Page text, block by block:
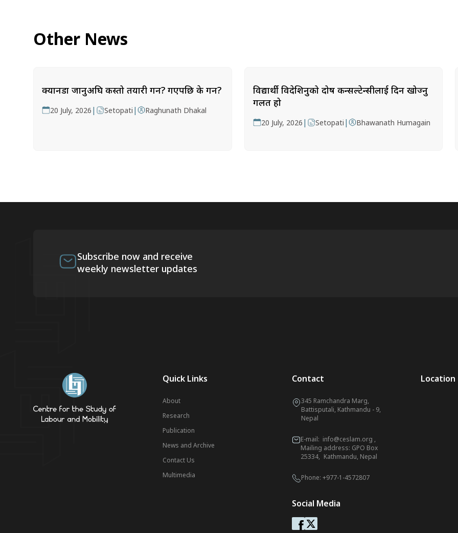
Other News
क्यानडा जानुअघि कस्तो तयारी गर्ने? गएपछि के गर्ने?
20 July, 2026 | Setopati | Raghunath Dhakal
विद्यार्थी विदेशिनुको दोष कन्सल्टेन्सीलाई दिन खोज्नु
गलत हो
20 July, 2026 | Setopati | Bhawanath Humagain
Subscribe now and receive
weekly newsletter updates
Quick Links
About
Research
Publication
News and Archive
Contact Us
Multimedia
Contact
345 Ramchandra Marg,
Battisputali, Kathmandu - 9,
Nepal
E-mail: info@ceslam.org ,
Mailing address: GPO Box
25334, Kathmandu, Nepal
Phone: +977-1-4572807
Social Media
Location